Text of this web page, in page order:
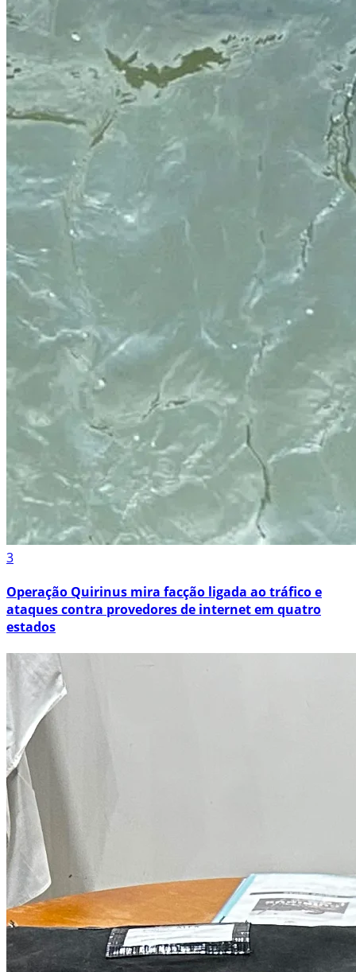
3
Operação Quirinus mira facção ligada ao tráfico e
ataques contra provedores de internet em quatro
estados